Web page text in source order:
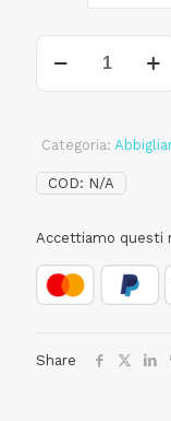
COD: N/A
Categoria:
Accettiamo questi
Share